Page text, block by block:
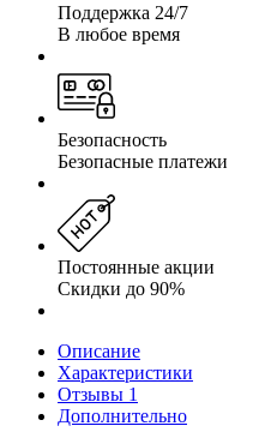
Поддержка 24/7
В любое время
Безопасность
Безопасные платежи
Постоянные акции
Скидки до 90%
Описание
Характеристики
Отзывы 1
Дополнительно